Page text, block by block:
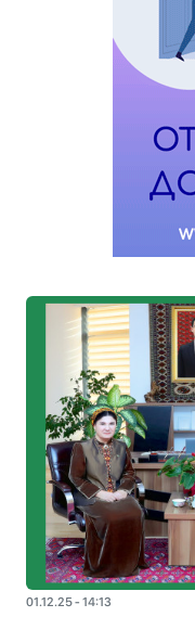
01.12.25 - 14:13